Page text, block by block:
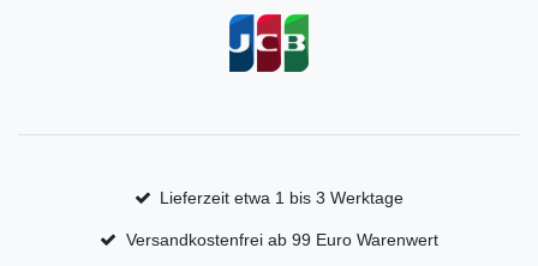
Lieferzeit etwa 1 bis 3 Werktage
Versandkostenfrei ab 99 Euro Warenwert